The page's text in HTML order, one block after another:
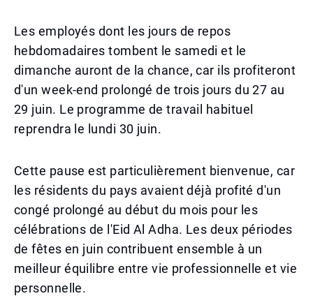
Les employés dont les jours de repos
hebdomadaires tombent le samedi et le
dimanche auront de la chance, car ils profiteront
d'un week-end prolongé de trois jours du 27 au
29 juin. Le programme de travail habituel
reprendra le lundi 30 juin.
Cette pause est particulièrement bienvenue, car
les résidents du pays avaient déjà profité d'un
congé prolongé au début du mois pour les
célébrations de l'Eid Al Adha. Les deux périodes
de fêtes en juin contribuent ensemble à un
meilleur équilibre entre vie professionnelle et vie
personnelle.